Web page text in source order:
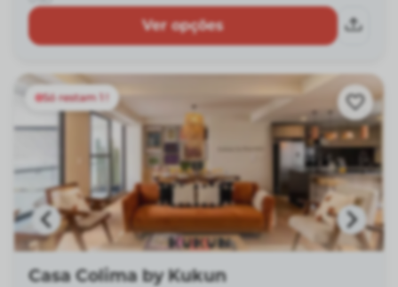
Ver opções
Só restam 1 !
Casa Colima by Kukun